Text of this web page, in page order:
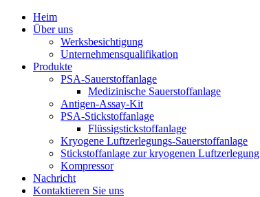
Heim
Über uns
Werksbesichtigung
Unternehmensqualifikation
Produkte
PSA-Sauerstoffanlage
Medizinische Sauerstoffanlage
Antigen-Assay-Kit
PSA-Stickstoffanlage
Flüssigstickstoffanlage
Kryogene Luftzerlegungs-Sauerstoffanlage
Stickstoffanlage zur kryogenen Luftzerlegung
Kompressor
Nachricht
Kontaktieren Sie uns